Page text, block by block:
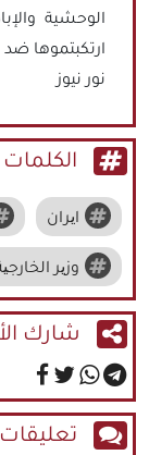
الوحشية
ارتكبتموها
نور نيوز
الكلمات
ایران
وزیر
شارك
تعليقات